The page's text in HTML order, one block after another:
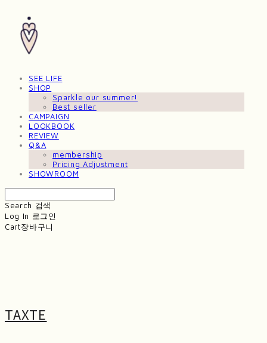
SEE LIFE
SHOP
Sparkle our summer!
Best seller
CAMPAIGN
LOOKBOOK
REVIEW
Q&A
membership
Pricing Adjustment
SHOWROOM
Search 검색
Log In 로그인
Cart장바구니
TAXTE